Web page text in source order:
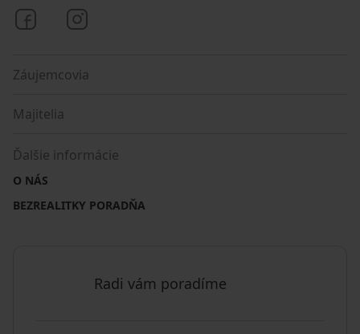
Bezrealitky na Facebooku
Záujemcovia
Majitelia
Ďalšie informácie
O NÁS
BEZREALITKY PORADŇA
Radi vám poradíme